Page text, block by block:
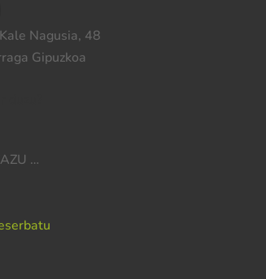
Kale Nagusia, 48
Gipuzkoa
…